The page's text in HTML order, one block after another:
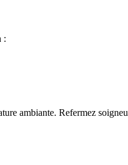
:
ambiante. Refermez